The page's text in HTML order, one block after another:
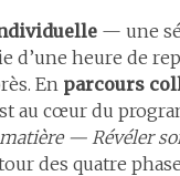
— une
d’une heure de
En parcours
au cœur du
— Révéler
des quatre